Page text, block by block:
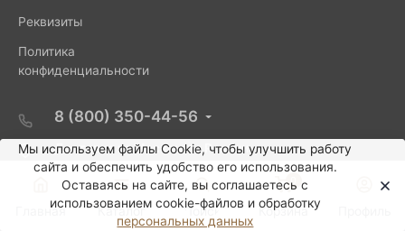
Реквизиты
Политика
конфиденциальности
8 (800) 350-44-56
Доставка из Москвы по России
info@mirptic.ru
Мы используем файлы Сookie, чтобы улучшить работу
сайта и обеспечить удобство его использования.
Оставаясь на сайте, вы соглашаетесь с
использованием cookie-файлов и обработку
персональных данных
Главная Каталог Поиск
0
Корзина